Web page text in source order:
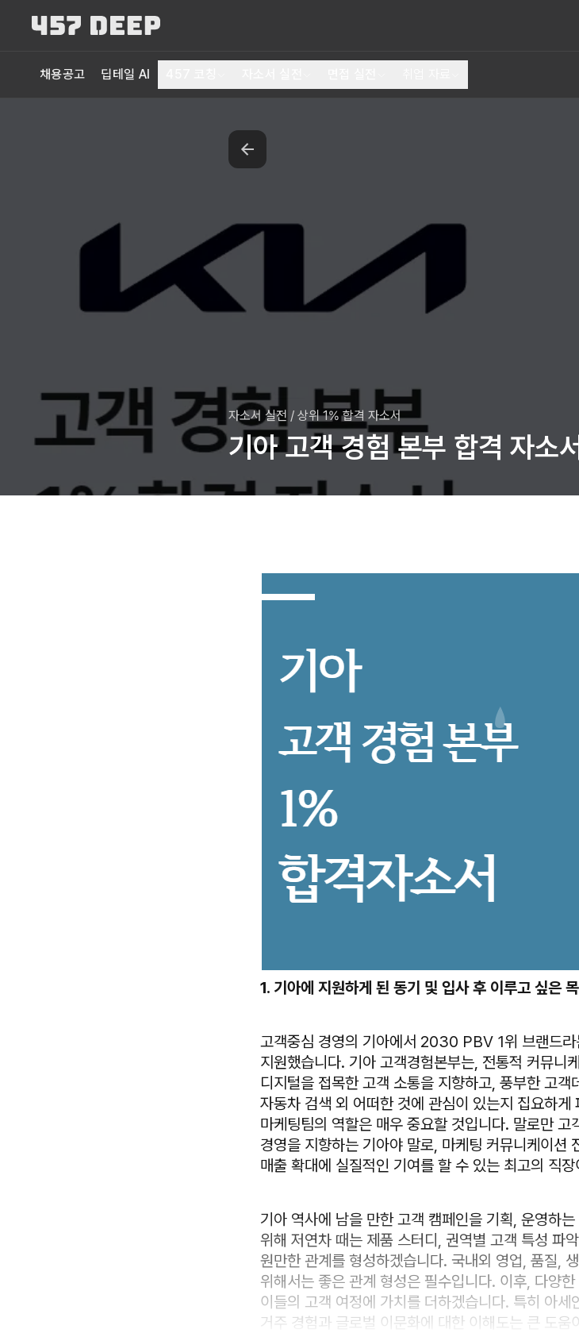
채용공고 딥테일 AI
자소서 실전 / 상위 1% 합격 자소서
기아 고객 경험 본부 합격 자소서
1. 기아에 지원하게 된 동기 및 입사 후 이루고 싶은
고객중심 경영의 기아에서 2030 PBV 1위 브랜드라
지원했습니다. 기아 고객경험본부는, 전통적 커뮤니
디지털을 접목한 고객 소통을 지향하고, 풍부한 고
자동차 검색 외 어떠한 것에 관심이 있는지 집요하게
마케팅팀의 역할은 매우 중요할 것입니다. 말로만
경영을 지향하는 기아야 말로, 마케팅 커뮤니케이션
매출 확대에 실질적인 기여를 할 수 있는 최고의 직
기아 역사에 남을 만한 고객 캠페인을 기획, 운영하
위해 저연차 때는 제품 스터디, 권역별 고객 특성 파
원만한 관계를 형성하겠습니다. 국내외 영업, 품질,
위해서는 좋은 관계 형성은 필수입니다. 이후, 다양
이들의 고객 여정에 가치를 더하겠습니다. 특히 아
거주 경험과 글로벌 이문화에 대한 이해도는 큰 도